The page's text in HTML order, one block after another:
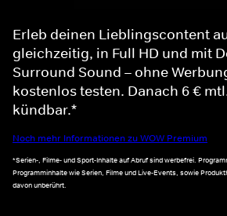
Erleb deinen Lieblingscontent
gleichzeitig, in Full HD und mit
Surround Sound – ohne
kostenlos testen. Danach 6 €
kündbar.*
Noch mehr Informationen zu WOW Premium
*Serien-, Filme- und Sport-Inhalte auf Abruf sind werbefrei.
Programminhalte wie Serien, Filme und Live-Events, sowie
davon unberührt.